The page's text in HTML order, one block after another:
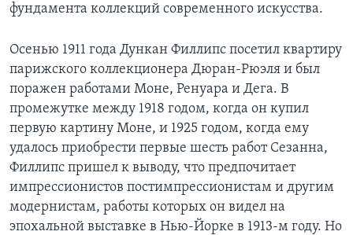
фундамента коллекций современного искусства.
Осенью 1911 года Дункан Филлипс посетил квартиру
парижского коллекционера Дюран-Рюэля и был
поражен работами Моне, Ренуара и Дега. В
промежутке между 1918 годом, когда он купил
первую картину Моне, и 1925 годом, когда ему
удалось приобрести первые шесть работ Сезанна,
Филлипс пришел к выводу, что предпочитает
импрессионистов постимпрессионистам и другим
модернистам, работы которых он видел на
эпохальной выставке в Нью-Йорке в 1913-м году. Но